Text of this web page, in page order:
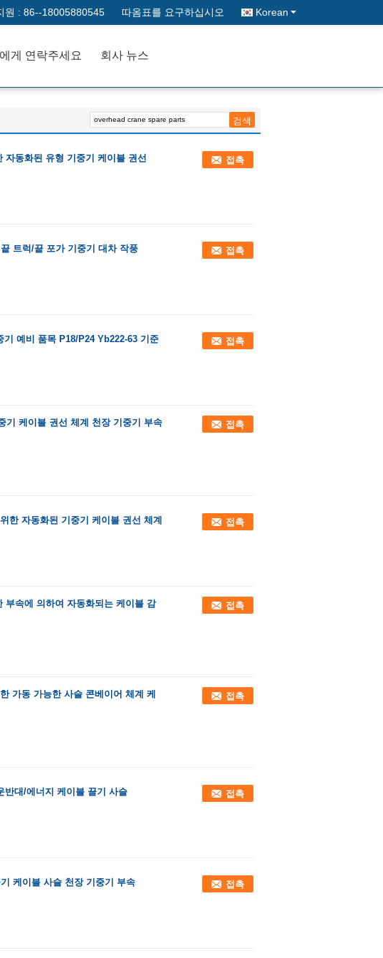
원 : 86--18005880545 따옴표를 요구하십시오 Korean
게 연락주세요 회사 뉴스
자동화된 유형 기중기 케이블 권선 접촉
트럭/끝 포가 기중기 대차 작풍 접촉
예비 품목 P18/P24 Yb222-63 기준 접촉
기 케이블 권선 체계 천장 기중기 부속
접촉
한 자동화된 기중기 케이블 권선 체계 접촉
부속에 의하여 자동화되는 케이블 감
접촉
가동 가능한 사슬 콘베이어 체계 케
접촉
반대/에너지 케이블 끌기 사슬 접촉
케이블 사슬 천장 기중기 부속 접촉